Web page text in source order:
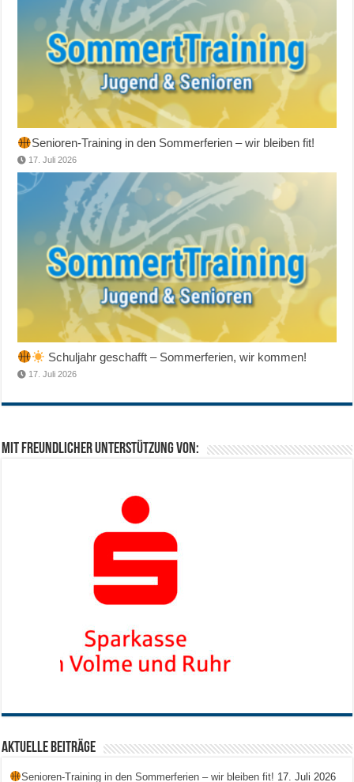
Senioren-Training in den Sommerferien – wir bleiben fit!
17. Juli 2026
Schuljahr geschafft – Sommerferien, wir kommen!
17. Juli 2026
Mit freundlicher Unterstützung von:
Aktuelle Beiträge
Senioren-Training in den Sommerferien – wir bleiben fit! 17. Juli 2026